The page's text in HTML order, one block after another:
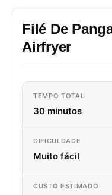
Filé De
Airfryer
TEMPO TOTAL
30 minutos
DIFICULDADE
Muito fácil
CUSTO ESTIMADO